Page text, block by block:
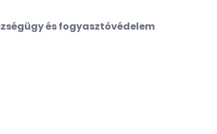
és fogyasztóvédelem